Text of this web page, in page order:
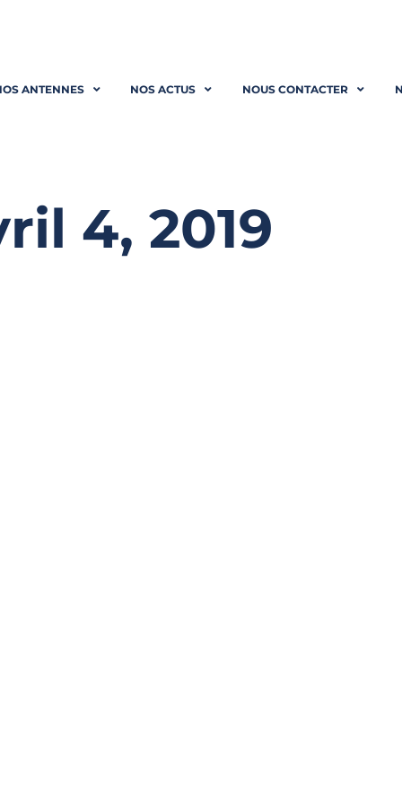
ANTENNES NOS ACTUS NOUS CONTACTER
4, 2019